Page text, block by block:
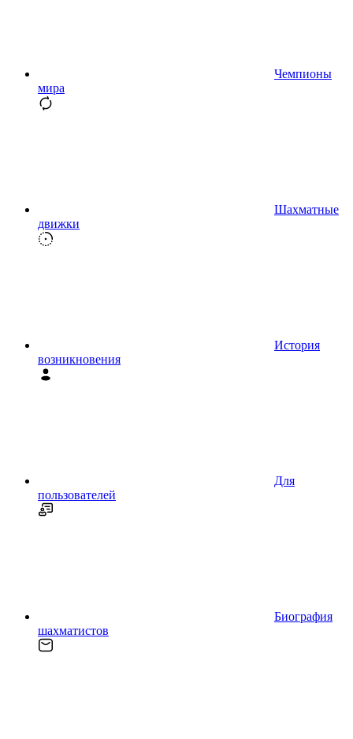
Чемпионы
мира
Шахматные
движки
История
возникновения
Для
пользователей
Биография
шахматистов